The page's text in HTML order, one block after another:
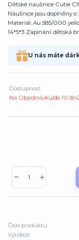
Dětské naušnice Cutie
Náušnice jsou doplněny
Materiál: Au 585/000
14*5*3 Zapínání: dětská
U nás máte
Dostupnost
Na Objednávku/do 10
Číslo produktu:
Výrobce: